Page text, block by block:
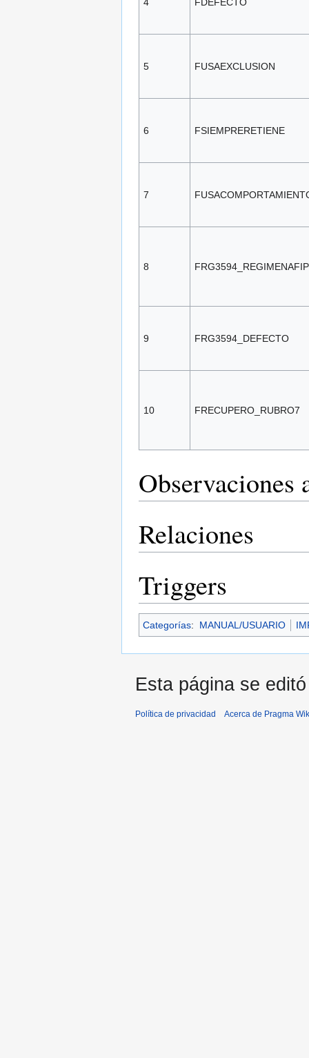
5 FUSAEXCLUSION
6 FSIEMPRERETIENE
7
8 FRG3594_REGIMENAFIP
9 FRG3594_DEFECTO
10 FRECUPERO_RUBRO7
Observaciones
Relaciones
Triggers
Categorías: MANUAL/USUARIO
Esta página se
Política de privacidad Acerca de Pragma